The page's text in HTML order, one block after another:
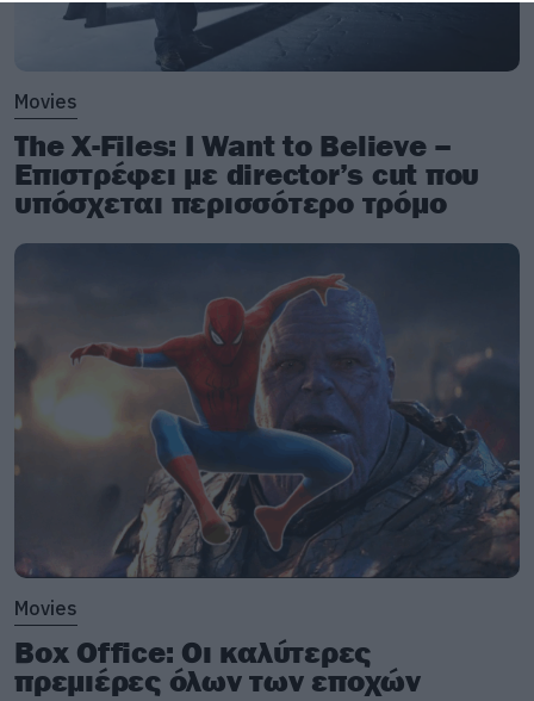
Movies
The X-Files: I Want to Believe –
Επιστρέφει με director’s cut που
υπόσχεται περισσότερο τρόμο
Movies
Box Office: Οι καλύτερες
πρεμιέρες όλων των εποχών